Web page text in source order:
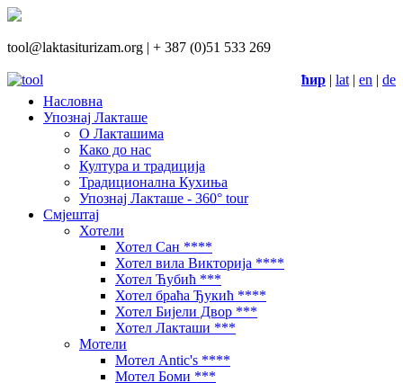
tool@laktasiturizam.org | + 387 (0)51 533 269
ћир | lat | en | de
Насловна
Упознај Лакташе
О Лакташима
Како до нас
Култура и традиција
Традиционална Кухиња
Упознај Лакташе - 360° tour
Смјештај
Хотели
Хотел Сан ****
Хотел вила Викторија ****
Хотел Ћубић ***
Хотел браћа Ђукић ****
Хотел Бијели Двор ***
Хотел Лакташи ***
Мотели
Мотел Antic's ****
Мотел Боми ***